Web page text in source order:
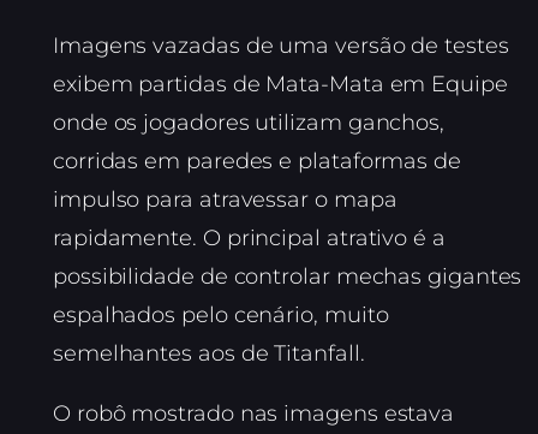
Imagens vazadas de uma versão de testes
exibem partidas de Mata-Mata em Equipe
onde os jogadores utilizam ganchos,
corridas em paredes e plataformas de
impulso para atravessar o mapa
rapidamente. O principal atrativo é a
possibilidade de controlar mechas gigantes
espalhados pelo cenário, muito
semelhantes aos de Titanfall.
O robô mostrado nas imagens estava